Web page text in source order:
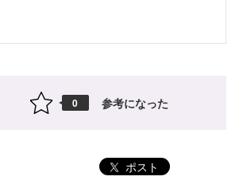
0 参考になった
ポスト